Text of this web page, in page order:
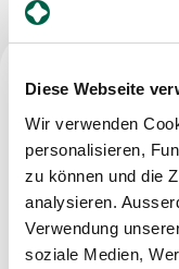
Diese Webseite
Wir verwenden
personalisieren,
zu können und die
analysieren.
Verwendung
soziale Medien,
Jobs & Career
Contact us
Blog
Media
Publications
Qualified nursing
Training and